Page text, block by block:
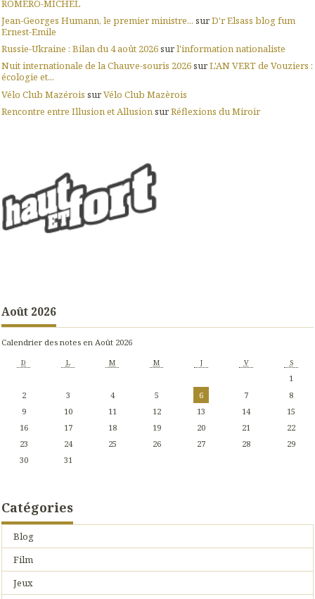
ROMERO-MICHEL
Jean-Georges Humann, le premier ministre... surD'r Elsass blog fum
Ernest-Emile
Russie-Ukraine : Bilan du 4 août 2026surl'information nationaliste
Nuit internationale de la Chauve-souris 2026surL'AN VERT de Vouziers :
écologie et...
Vélo Club Mazérois surVélo Club Mazèrois
Rencontre entre Illusion et AllusionsurRéflexions du Miroir
Août 2026
Calendrier des notes en Août 2026
D L M M J V S
1
2
3 4 5 6 7
8
9
10 11 12 13 14
15
16
17 18 19 20 21
22
23
24 25 26 27 28
29
30
31
Catégories
Blog
Film
Jeux